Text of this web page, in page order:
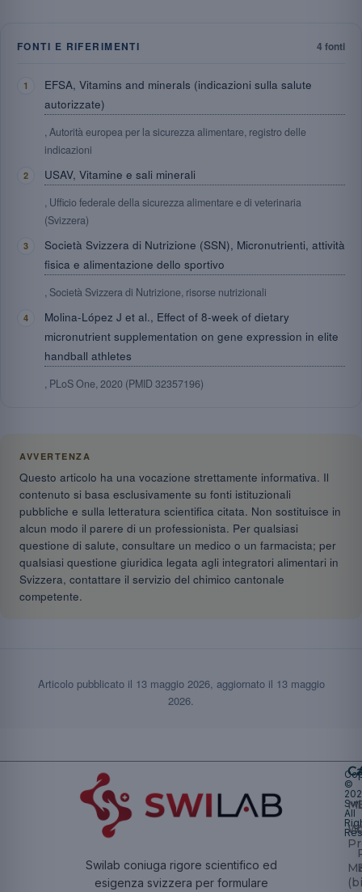
FONTI E RIFERIMENTI 4 fonti
EFSA, Vitamins and minerals (indicazioni sulla salute
autorizzate)
, Autorità europea per la sicurezza alimentare, registro delle
indicazioni
USAV, Vitamine e sali minerali
, Ufficio federale della sicurezza alimentare e di veterinaria
(Svizzera)
Società Svizzera di Nutrizione (SSN), Micronutrienti, attività
fisica e alimentazione dello sportivo
, Società Svizzera di Nutrizione, risorse nutrizionali
Molina-López J et al., Effect of 8-week of dietary
micronutrient supplementation on gene expression in elite
handball athletes
, PLoS One, 2020 (PMID 32357196)
AVVERTENZA
Questo articolo ha una vocazione strettamente informativa. Il
contenuto si basa esclusivamente su fonti istituzionali
pubbliche e sulla letteratura scientifica citata. Non sostituisce in
alcun modo il parere di un professionista. Per qualsiasi
questione di salute, consultare un medico o un farmacista; per
qualsiasi questione giuridica legata agli integratori alimentari in
Svizzera, contattare il servizio del chimico cantonale
competente.
Articolo pubblicato il 13 maggio 2026, aggiornato il 13 maggio
2026.
Swilab coniuga rigore scientifico ed
esigenza svizzera per formulare
©
All